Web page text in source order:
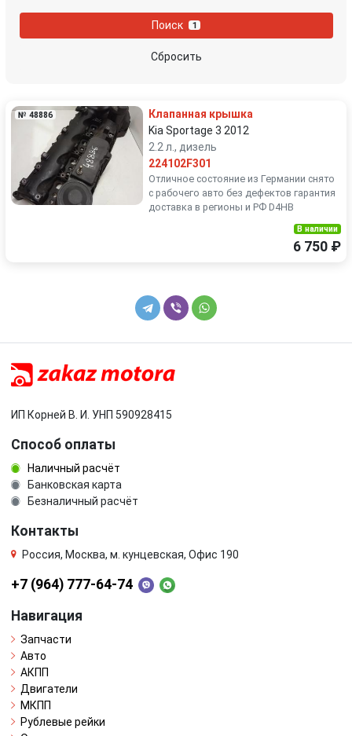
Поиск 1
Сбросить
№ 48886
Клапанная крышка
Kia Sportage 3 2012
2.2 л., дизель
224102F301
Отличное состояние из Германии снято
с рабочего авто без дефектов гарантия
доставка в регионы и РФ D4HB
В наличии
6 750 ₽
ИП Корней В. И. УНП 590928415
Способ оплаты
Наличный расчёт
Банковская карта
Безналичный расчёт
Контакты
Россия, Москва, м. кунцевская, Офис 190
+7 (964) 777-64-74
Навигация
Запчасти
Авто
АКПП
Двигатели
МКПП
Рублевые рейки